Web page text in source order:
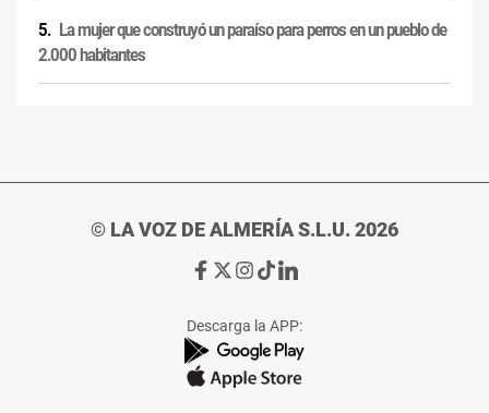
La mujer que construyó un paraíso para perros en un pueblo de
2.000 habitantes
© LA VOZ DE ALMERÍA S.L.U. 2026
Ir
de
La
Voz
Ir
de
La
Voz
Ir
de
La
Voz
Ir
de
La
Voz
Ir
de
La
Voz
Descarga la APP: